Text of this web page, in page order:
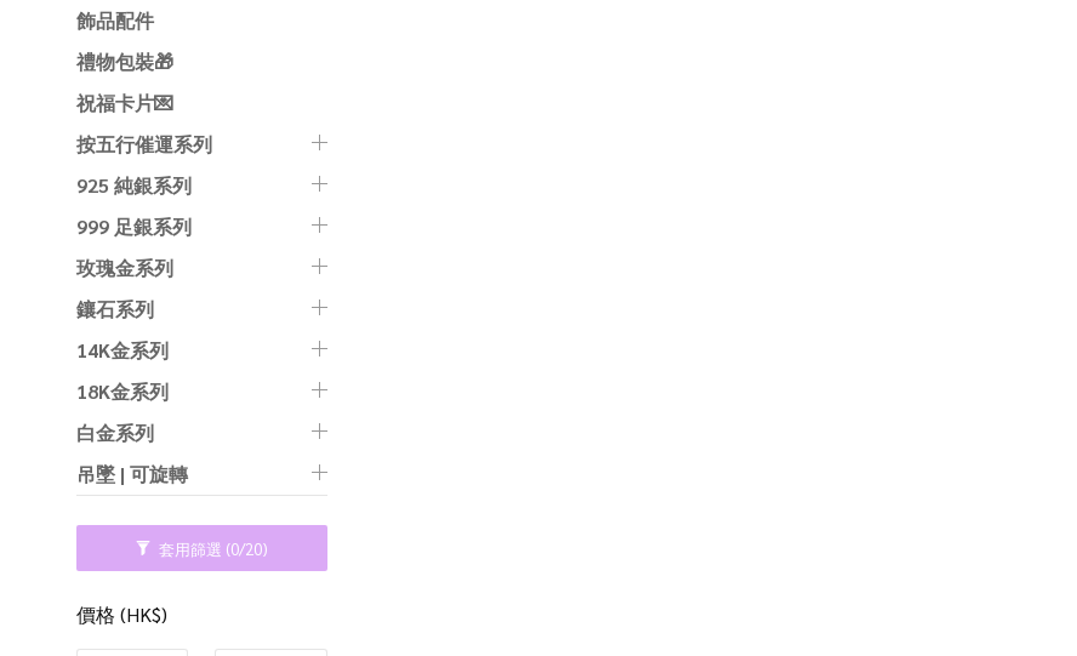
飾品配件
禮物包裝🎁
祝福卡片💌
按五行催運系列
925 純銀系列
999 足銀系列
玫瑰金系列
鑲石系列
14K金系列
18K金系列
白金系列
吊墜 | 可旋轉
套用篩選 (0/20)
價格 (HK$)